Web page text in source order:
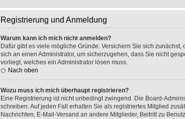
Registrierung und Anmeldung
Warum kann ich mich nicht anmelden?
Dafür gibt es viele mögliche Gründe. Versichern Sie sich
sich an einen Administrator, um sicherzugehen, dass Sie nicht
vorliegt, welches ein Administrator lösen muss.
Nach oben
Wozu muss ich mich überhaupt registrieren?
Eine Registrierung ist nicht unbedingt zwingend. Die Board-
schreiben. Auf jeden Fall erhalten Sie als registriertes Mitglied
Nachrichten, E-Mail-Versand an andere Mitglieder, Beitritt zu